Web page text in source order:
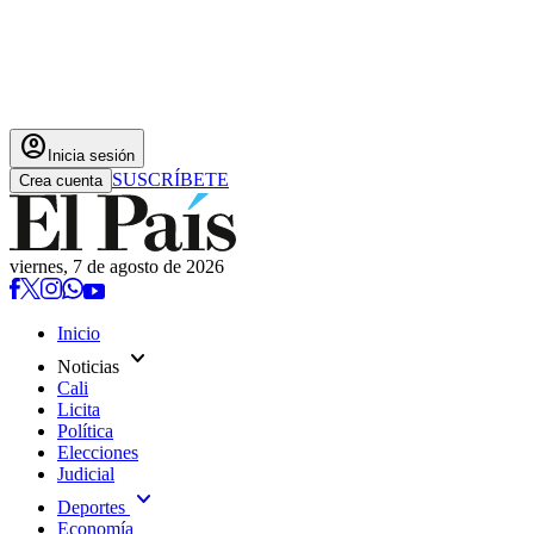
account_circle Inicia sesión
Crea cuenta SUSCRÍBETE
viernes, 7 de agosto de 2026
Inicio
Noticias expand_more
Cali
Licita
Política
Elecciones
Judicial
Deportes expand_more
Economía